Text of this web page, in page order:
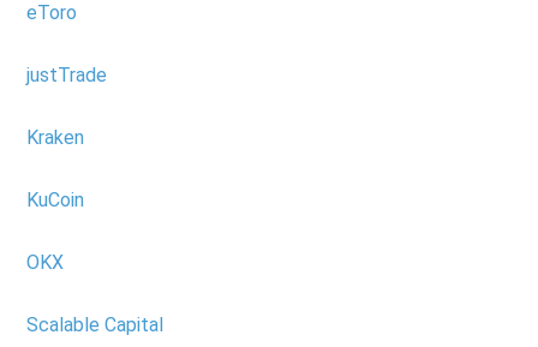
eToro
justTrade
Kraken
KuCoin
OKX
Scalable Capital